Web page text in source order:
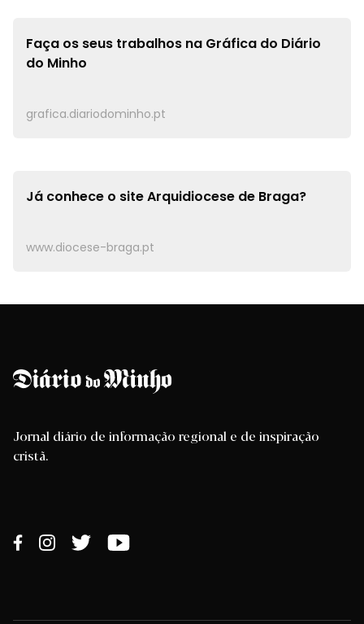
Faça os seus trabalhos na Gráfica do Diário
do Minho
grafica.diariodominho.pt
Já conhece o siteArquidiocese de Braga?
www.diocese-braga.pt
Jornal diário de informação regional e de inspiração
cristã.